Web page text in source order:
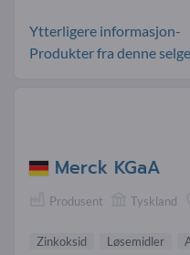
Ytterligere informasjon-
Produkter fra denne
Merck KGaA
Produsent Tyskland
Zinkoksid Løsemidler